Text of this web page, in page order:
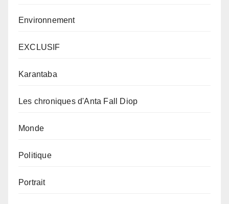
Environnement
EXCLUSIF
Karantaba
Les chroniques d'Anta Fall Diop
Monde
Politique
Portrait